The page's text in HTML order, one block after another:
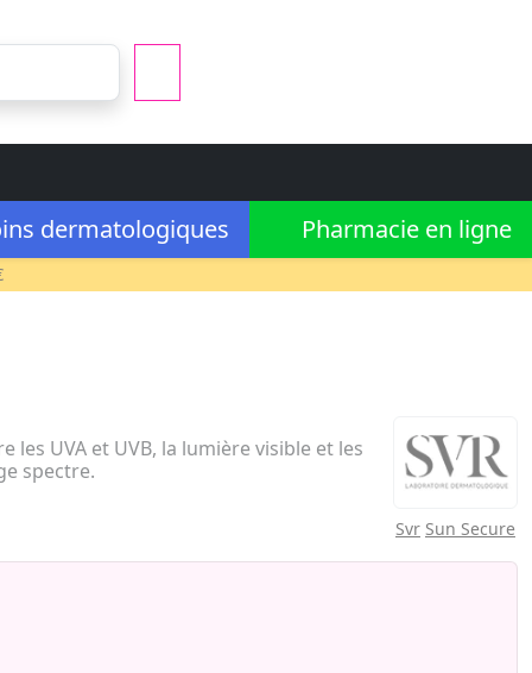
dermatologiques
Pharmacie en ligne
UVA et UVB, la lumière visible et les
spectre.
Svr Sun Secure